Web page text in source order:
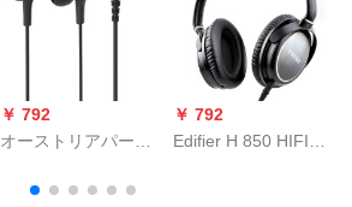
￥ 792
オーストリアパート
HIFIやホーンのバラ
￥ 792
Edifier H 850 HIFI音